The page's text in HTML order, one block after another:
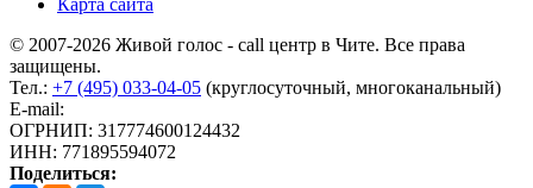
Карта сайта
© 2007-2026 Живой голос - call центр в Чите. Все права
защищены.
Тел.: +7 (495) 033-04-05 (круглосуточный, многоканальный)
E-mail:
ОГРНИП: 317774600124432
ИНН: 771895594072
Поделиться: